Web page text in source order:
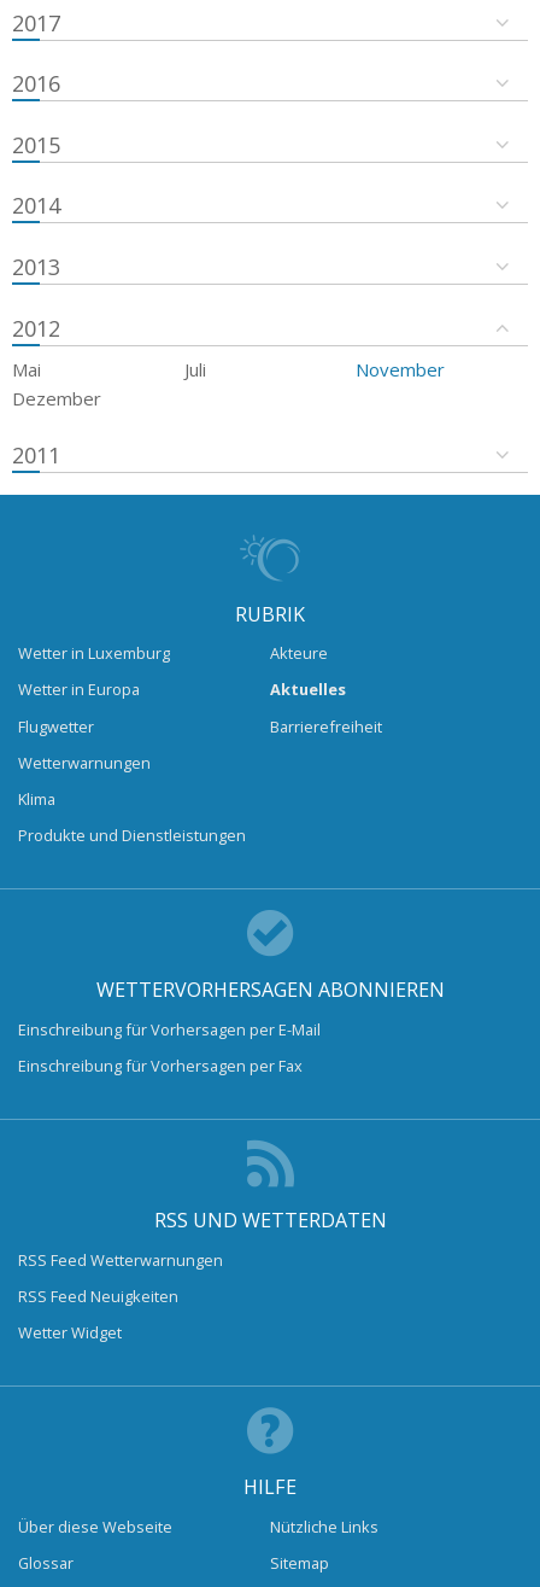
2017
2016
2015
2014
2013
2012
Mai Juli
November
Dezember
2011
RUBRIK
Wetter in Luxemburg
Wetter in Europa
Flugwetter
Wetterwarnungen
Klima
Produkte und Dienstleistungen
Akteure
Aktuelles
Barrierefreiheit
WETTERVORHERSAGEN ABONNIEREN
Einschreibung für Vorhersagen per E-Mail
Einschreibung für Vorhersagen per Fax
RSS UND WETTERDATEN
RSS Feed Wetterwarnungen
RSS Feed Neuigkeiten
Wetter Widget
HILFE
Über diese Webseite
Glossar
Nützliche Links
Sitemap